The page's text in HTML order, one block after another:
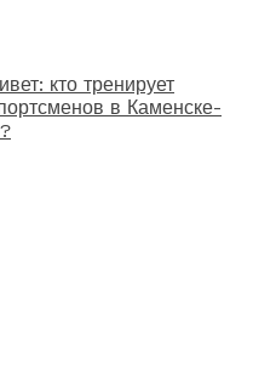
кто тренирует
в Каменске-